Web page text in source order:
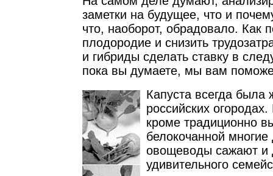
заметки на будущее, что и
что, наоборот, обрадовало. Как
плодородие и снизить
и гибриды сделать ставку в
пока вы думаете, мы вам
Капуста всегда была
российских
кроме традиционно
белокочанной многие
овощеводы сажают и
удивительного